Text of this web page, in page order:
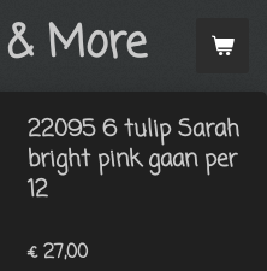
& More
22095 6 tulip Sarah
bright pink gaan per
12
€ 27,00